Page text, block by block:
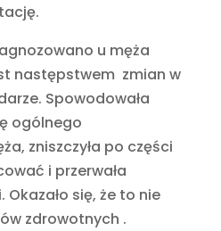
u męża
następstwem zmian w
Spowodowała
ogólnego
zniszczyła po części
i przerwała
się, że to nie
zdrowotnych .